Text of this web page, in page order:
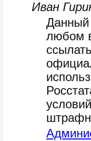
Иван
Данный
любом